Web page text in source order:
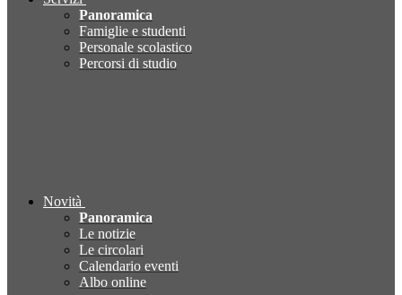
Panoramica
Famiglie e studenti
Personale scolastico
Percorsi di studio
Novità
Panoramica
Le notizie
Le circolari
Calendario eventi
Albo online